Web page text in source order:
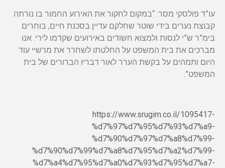
עו”ד פולסקי מסר: “במקום לחקור את האירוע החמור בו נורתה
קבוצת נערים בידי שוטר שחלקם עדיין בסכנת חיים, בוחרים
בימ”ר ש”י לנסות ולמצוא חשודים באירועים שקדמו לירי. אנו
מברכים את בית המשפט על החלטתו לשחרר את מרשיי עוד
היום ותמהים על בקשת הערר לאור דבריו הברורים של בית
המשפט”.
https://www.srugim.co.il/1095417-
%d7%97%d7%95%d7%93%d7%a9-
%d7%90%d7%97%d7%a8%d7%99-
%d7%90%d7%99%d7%a8%d7%95%d7%a2%d7%99-
%d7%a4%d7%95%d7%a0%d7%93%d7%95%d7%a7-